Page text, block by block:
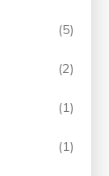
(5)
(2)
(1)
(1)